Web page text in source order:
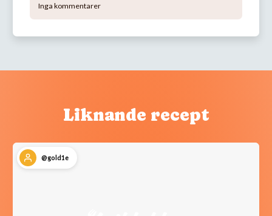
Inga kommentarer
Liknande recept
@gold1e